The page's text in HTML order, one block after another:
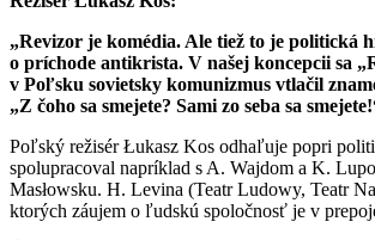
„Revizor je komédia. Ale tiež to je politická
o príchode antikrista. V našej koncepcii sa
v Poľsku sovietsky komunizmus vtlačil
„Z čoho sa smejete? Sami zo seba sa
Poľský režisér Łukasz Kos odhaľuje popri
spolupracoval napríklad s A. Wajdom a K.
Masłowsku. H. Levina (Teatr Ludowy, Teatr
ktorých záujem o ľudskú spoločnosť je v